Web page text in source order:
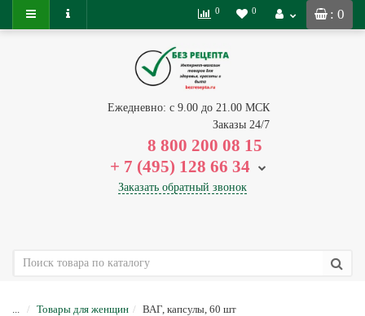
: 0
0 0
Ежедневно: с 9.00 до 21.00 МСК
Заказы 24/7
8 800 200 08 15
+ 7 (495) 128 66 34
Заказать обратный звонок
... Товары для женщин ВАГ, капсулы, 60 шт